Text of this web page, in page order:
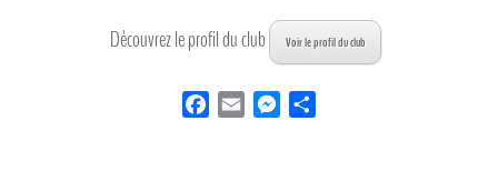
Découvrez le profil du club
Voir le profil du club